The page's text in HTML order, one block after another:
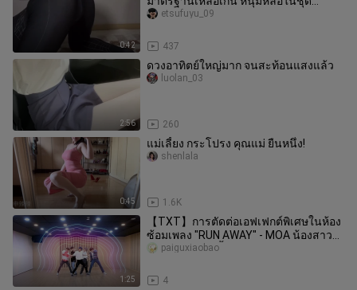
0:42
แมงมุม
437
etsufuyu_09
2:56
ดวงอาทิตย์ใหญ่มาก จนสะท้อนแสงแล้ว
260
luolan_03
0:45
แม่เลี้ยง กระโปรง คุณแม่ ยืนหนึ่ง!
1.6K
shenlala
1:25
【TXT】การตัดต่อเอฟเฟกต์พิเศษในห้อง
ซ้อมเพลง "RUN AWAY" - MOA น้องสาว
ทำงานหนักจนน้ำตาไหล
4
paiguxiaobao